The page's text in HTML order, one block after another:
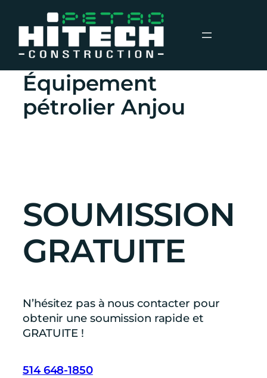
Aller
contenuNouvelles
Équipement
pétrolier Anjou
SOUMISSION
GRATUITE
N’hésitez pas à nous contacter pour
obtenir une soumission rapide et
GRATUITE !
514 648-1850